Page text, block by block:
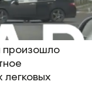
произошло